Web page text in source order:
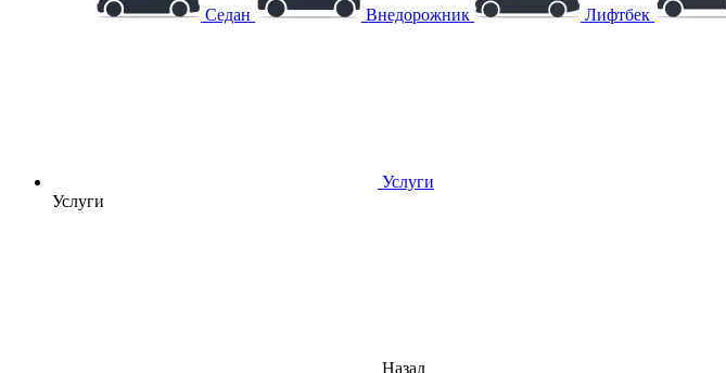
Седан Внедорожник Лифтбек
Услуги
Услуги
Назад